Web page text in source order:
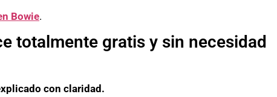
Bowie.
totalmente gratis y sin necesidad
con claridad.